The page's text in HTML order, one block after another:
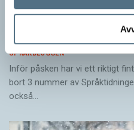
Ge bort
SPRÅKBLOGGEN
Inför påsken har vi ett riktigt
bort 3 nummer av
också…